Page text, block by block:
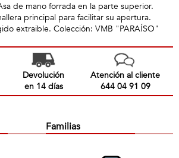
de mano forrada en la parte superior.
principal para facilitar su apertura.
extraible. Colección: VMB "PARAÍSO"
Devolución
en 14 días
Atención al cliente
644 04 91 09
Familias